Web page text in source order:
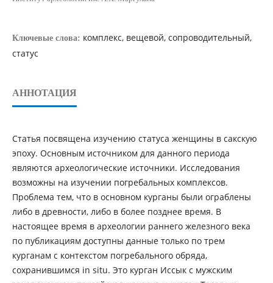
Ключевые слова: комплекс, вещевой, сопроводительный,
статус
АННОТАЦИЯ
Статья посвящена изучению статуса женщины в сакскую
эпоху. Основным источником для данного периода
являются археологические источники. Исследования
возможны на изучении погребальных комплексов.
Проблема тем, что в основном курганы были ограблены
либо в древности, либо в более позднее время. В
настоящее время в археологии раннего железного века
по публикациям доступны данные только по трем
курганам с контекстом погребального обряда,
сохранившимся in situ. Это курган Иссык с мужским